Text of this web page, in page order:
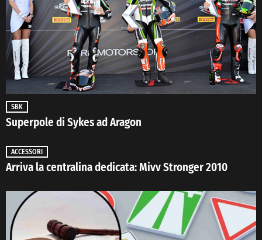
SBK
Superpole di Sykes ad Aragon
ACCESSORI
Arriva la centralina dedicata: Mivv Stronger 2010